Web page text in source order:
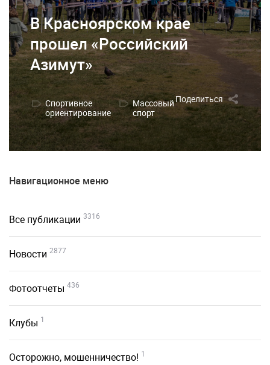
В Красноярском крае
прошел «Российский
Азимут»
Спортивное
ориентирование
Массовый
спорт
Поделиться
Навигационное меню
Все публикации 3316
Новости 2877
Фотоотчеты 436
Клубы 1
Осторожно, мошенничество! 1